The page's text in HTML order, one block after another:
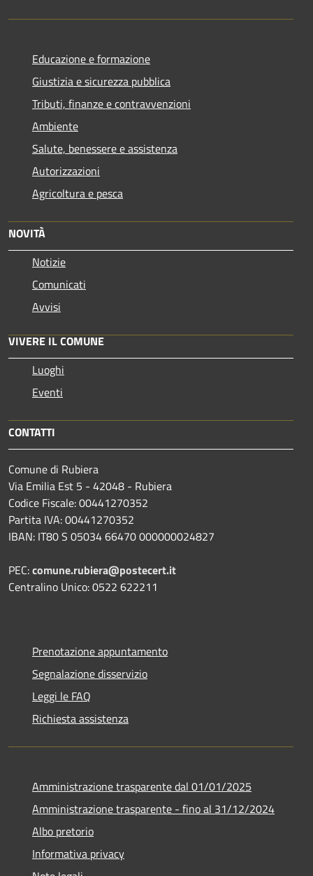
Educazione e formazione
Giustizia e sicurezza pubblica
Tributi, finanze e contravvenzioni
Ambiente
Salute, benessere e assistenza
Autorizzazioni
Agricoltura e pesca
NOVITÀ
Notizie
Comunicati
Avvisi
VIVERE IL COMUNE
Luoghi
Eventi
CONTATTI
Comune di Rubiera
Via Emilia Est 5 - 42048 - Rubiera
Codice Fiscale: 00441270352
Partita IVA: 00441270352
IBAN: IT80 S 05034 66470 000000024827
PEC:comune.rubiera@postecert.it
Centralino Unico: 0522 622211
Prenotazione appuntamento
Segnalazione disservizio
Leggi le FAQ
Richiesta assistenza
Amministrazione trasparente dal 01/01/2025
Amministrazione trasparente - fino al 31/12/2024
Albo pretorio
Informativa privacy